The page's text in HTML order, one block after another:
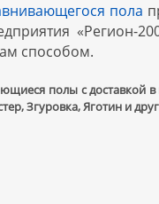
пола
«Регион-
способом.
полы с доставкой
Згуровка, Яготин и